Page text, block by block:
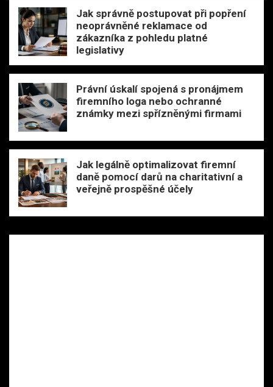
Jak správně postupovat při popření
neoprávněné reklamace od
zákazníka z pohledu platné
legislativy
Právní úskalí spojená s pronájmem
firemního loga nebo ochranné
známky mezi spřízněnými firmami
Jak legálně optimalizovat firemní
daně pomocí darů na charitativní a
veřejně prospěšné účely